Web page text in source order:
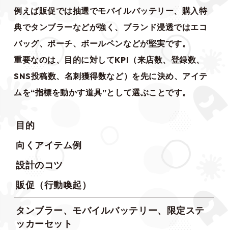
例えば販促では抽選でモバイルバッテリー、購入特
典でタンブラーなどが強く、ブランド浸透ではエコ
バッグ、ポーチ、ボールペンなどが堅実です。
重要なのは、目的に対してKPI（来店数、登録数、
SNS投稿数、名刺獲得数など）を先に決め、アイテ
ムを“指標を動かす道具”として選ぶことです。
目的
向くアイテム例
設計のコツ
販促（行動喚起）
タンブラー、モバイルバッテリー、限定ステ
ッカーセット